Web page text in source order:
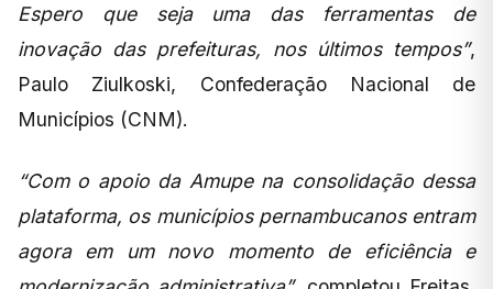
Espero que seja uma das ferramentas de
inovação das prefeituras, nos últimos tempos”,
Paulo Ziulkoski, Confederação Nacional de
Municípios (CNM).
“Com o apoio da Amupe na consolidação dessa
plataforma, os municípios pernambucanos entram
agora em um novo momento de eficiência e